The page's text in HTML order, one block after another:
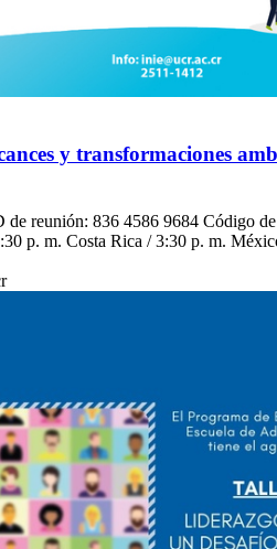
y transformaciones
de reunión: 836 4586 9684 Código
p. m. Costa Rica / 3:30 p. m.